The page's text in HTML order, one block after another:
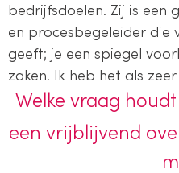
bedrijfsdoelen. Zij is een
en procesbegeleider die
geeft; je een spiegel
zaken. Ik heb het als
Welke vraag
een vrijblijvend